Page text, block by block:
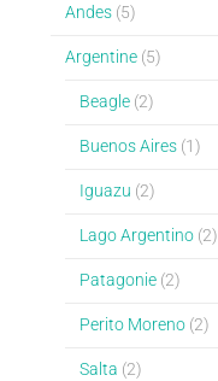
Andes(5)
Argentine(5)
Beagle(2)
Buenos Aires(1)
Iguazu (2)
Lago Argentino(2)
Patagonie(2)
Perito Moreno(2)
Salta (2)